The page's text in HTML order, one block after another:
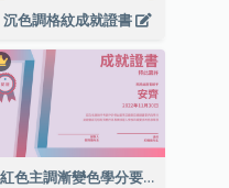
沉色調格紋成就證書
紅色主調漸變色學分要求成就證書